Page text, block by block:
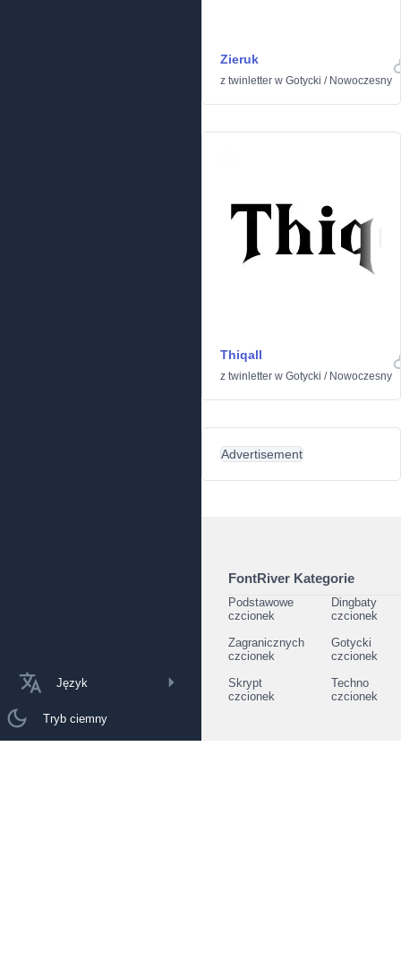
Język
Tryb ciemny
Zieruk
z twinletter w Gotycki / Nowoczesny
Thiqall
z twinletter w Gotycki / Nowoczesny
Advertisement
FontRiver Kategorie
Podstawowe
czcionek
Dingbaty
czcionek
Zagranicznych
czcionek
Gotycki
czcionek
Skrypt
czcionek
Techno
czcionek